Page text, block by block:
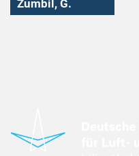
Zumbil, G.